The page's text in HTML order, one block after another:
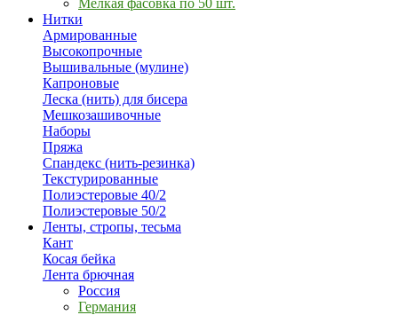
Мелкая фасовка по 50 шт.
Нитки
Армированные
Высокопрочные
Вышивальные (мулине)
Капроновые
Леска (нить) для бисера
Мешкозашивочные
Наборы
Пряжа
Спандекс (нить-резинка)
Текстурированные
Полиэстеровые 40/2
Полиэстеровые 50/2
Ленты, стропы, тесьма
Кант
Косая бейка
Лента брючная
Россия
Германия